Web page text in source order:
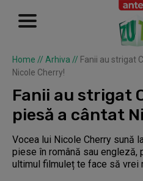
Home // Arhiva // Fanii au strigat
Nicole Cherry!
Fanii au strigat
piesă a cântat
Vocea lui Nicole Cherry sună
piese în română sau engleză,
ultimul filmuleț te face să vrei